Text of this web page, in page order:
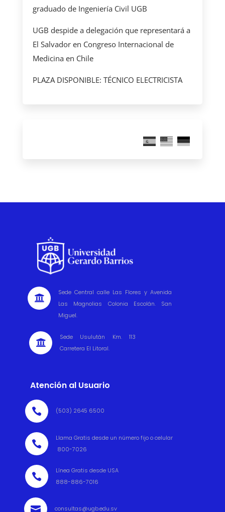
graduado de Ingeniería Civil UGB
UGB despide a delegación que representará a
El Salvador en Congreso Internacional de
Medicina en Chile
PLAZA DISPONIBLE: TÉCNICO ELECTRICISTA

Sede Central calle Las Flores y Avenida
Las Magnolias Colonia Escolán. San
Miguel.

Sede Usulután Km. 113
Carretera El Litoral.
Atención al Usuario
 (503) 2645 6500

Llama Gratis desde un número fijo o celular
800-7026

Línea Gratis desde USA
888-886-7016
 consultas@ugb.edu.sv